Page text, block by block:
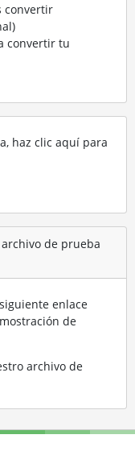
convertir
convertir tu
haz clic aquí para
de prueba
enlace
de
archivo de